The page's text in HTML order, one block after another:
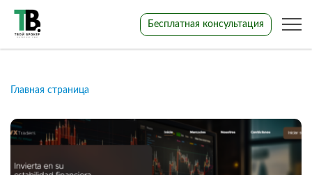
Бесплатная консультация
Главная страница